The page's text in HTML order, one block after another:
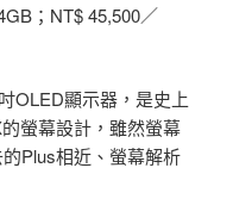
；NT$ 45,500／
OLED顯示器，是史上
螢幕設計，雖然螢幕
Plus相近、螢幕解析